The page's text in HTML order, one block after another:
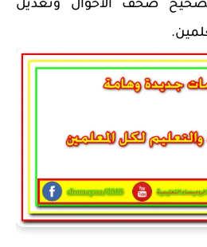
بتصحيح صحف الاحوال وتعديل